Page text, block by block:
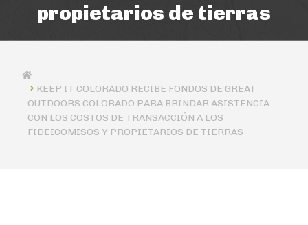
propietarios de tierras
KEEP IT COLORADO RECIBE FONDOS DE GREAT
OUTDOORS COLORADO PARA BRINDAR ASISTENCIA
CON LOS COSTOS DE TRANSACCIÓN A LOS
FIDEICOMISOS Y PROPIETARIOS DE TIERRAS